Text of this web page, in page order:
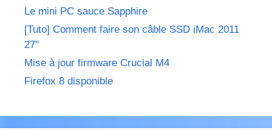
Le mini PC sauce Sapphire
[Tuto] Comment faire son câble SSD iMac 2011
27"
Mise à jour firmware Crucial M4
Firefox 8 disponible